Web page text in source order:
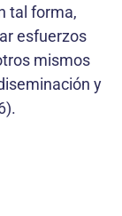
tal forma,
esfuerzos
mismos
y